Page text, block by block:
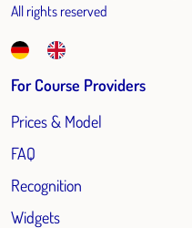
All rights reserved
For Course Providers
Prices & Model
FAQ
Recognition
Widgets